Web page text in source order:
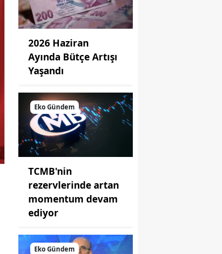
2026 Haziran
Ayında Bütçe Artışı
Yaşandı
Eko Gündem
TCMB'nin
rezervlerinde artan
momentum devam
ediyor
Eko Gündem